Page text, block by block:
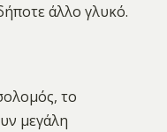
άλλο γλυκό.
το
μεγάλη